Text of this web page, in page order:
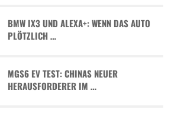
BMW IX3 UND ALEXA+: WENN DAS AUTO
PLÖTZLICH …
MGS6 EV TEST: CHINAS NEUER
HERAUSFORDERER IM …